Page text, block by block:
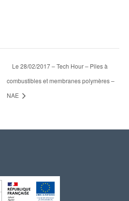
Le 28/02/2017 – Tech Hour – Piles à
combustibles et membranes polymères –
NAE